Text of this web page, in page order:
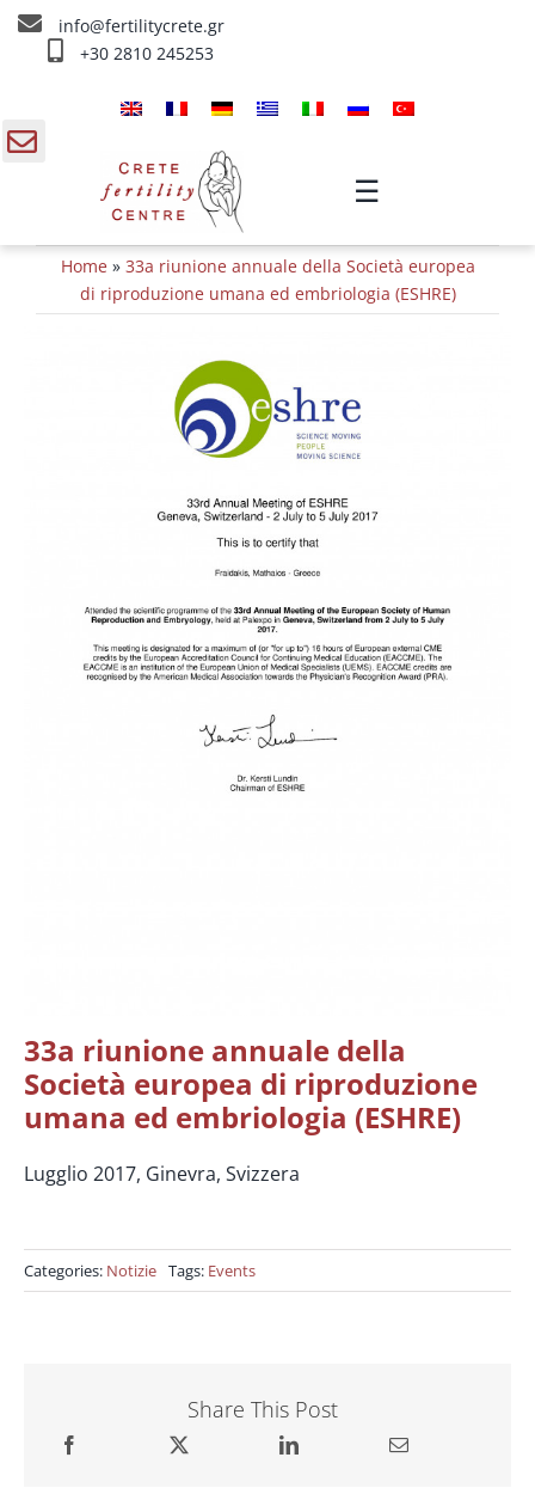
Skip
info@fertilitycrete.gr
+30 2810 245253
☰
Chi siamo
Trattamenti d’infertilità
Ringiovanimento & Fertilità
Home» 33a riunione annuale della Società europea
di riproduzione umana ed embriologia (ESHRE)
33a riunione annuale della
Società europea di riproduzione
umana ed embriologia (ESHRE)
Lugglio 2017, Ginevra, Svizzera
Categories: Notizie Tags: Events
Share This Post